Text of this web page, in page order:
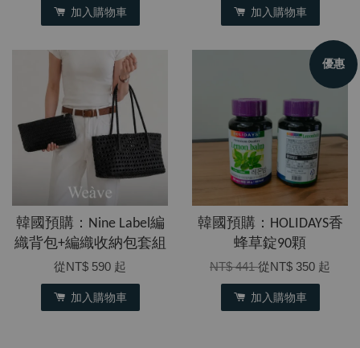
加入購物車 加入購物車
韓國預購：Nine Label編
織背包+編織收納包套組
從NT$ 590 起
加入購物車
優惠
韓國預購：HOLIDAYS香
蜂草錠90顆
NT$ 441從NT$ 350 起
加入購物車